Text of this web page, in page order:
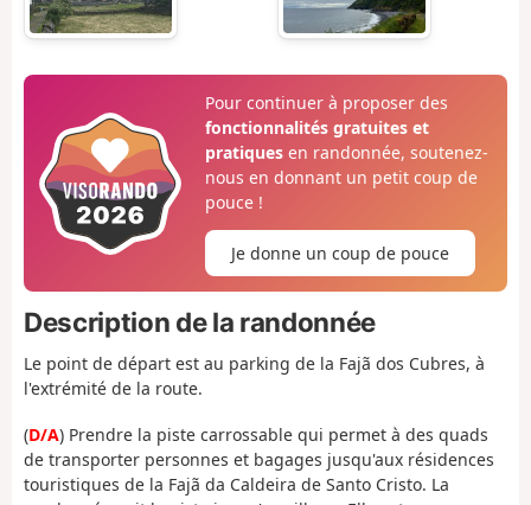
Pour continuer à proposer des
fonctionnalités gratuites et
pratiquesen randonnée, soutenez-
nous en donnant un petit coup de
pouce !
Je donne un coup de pouce
Description de la randonnée
Le point de départ est au parking de la Fajã dos Cubres, à
l'extrémité de la route.
(D/A) Prendre la piste carrossable qui permet à des quads
de transporter personnes et bagages jusqu'aux résidences
touristiques de la Fajã da Caldeira de Santo Cristo. La